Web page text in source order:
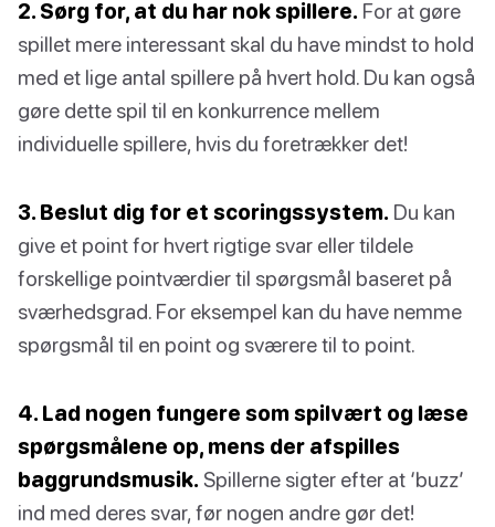
2. Sørg for, at du har nok spillere. For at gøre
spillet mere interessant skal du have mindst to hold
med et lige antal spillere på hvert hold. Du kan også
gøre dette spil til en konkurrence mellem
individuelle spillere, hvis du foretrækker det!
3. Beslut dig for et scoringssystem. Du kan
give et point for hvert rigtige svar eller tildele
forskellige pointværdier til spørgsmål baseret på
sværhedsgrad. For eksempel kan du have nemme
spørgsmål til en point og sværere til to point.
4. Lad nogen fungere som spilvært og læse
spørgsmålene op, mens der afspilles
baggrundsmusik. Spillerne sigter efter at ‘buzz’
ind med deres svar, før nogen andre gør det!